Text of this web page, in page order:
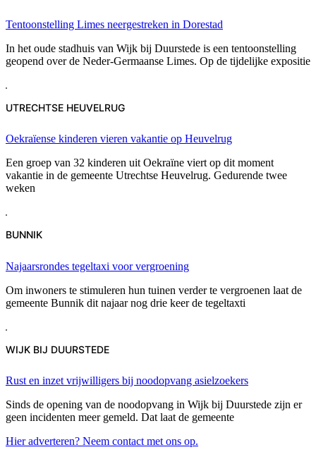
Tentoonstelling Limes neergestreken in Dorestad
In het oude stadhuis van Wijk bij Duurstede is een tentoonstelling
geopend over de Neder-Germaanse Limes. Op de tijdelijke expositie
UTRECHTSE HEUVELRUG
Oekraïense kinderen vieren vakantie op Heuvelrug
Een groep van 32 kinderen uit Oekraïne viert op dit moment
vakantie in de gemeente Utrechtse Heuvelrug. Gedurende twee
weken
BUNNIK
Najaarsrondes tegeltaxi voor vergroening
Om inwoners te stimuleren hun tuinen verder te vergroenen laat de
gemeente Bunnik dit najaar nog drie keer de tegeltaxti
WIJK BIJ DUURSTEDE
Rust en inzet vrijwilligers bij noodopvang asielzoekers
Sinds de opening van de noodopvang in Wijk bij Duurstede zijn er
geen incidenten meer gemeld. Dat laat de gemeente
Hier adverteren? Neem contact met ons op.